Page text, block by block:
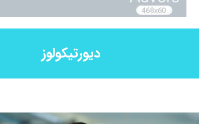
دیورتیکولوز